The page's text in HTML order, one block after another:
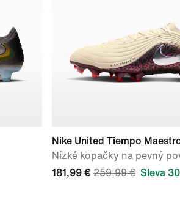
Nike United Tiempo
Nízké kopačky na pevný
181,99 € 259,99 € Sleva